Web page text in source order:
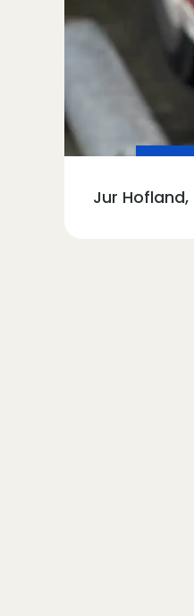
Jur